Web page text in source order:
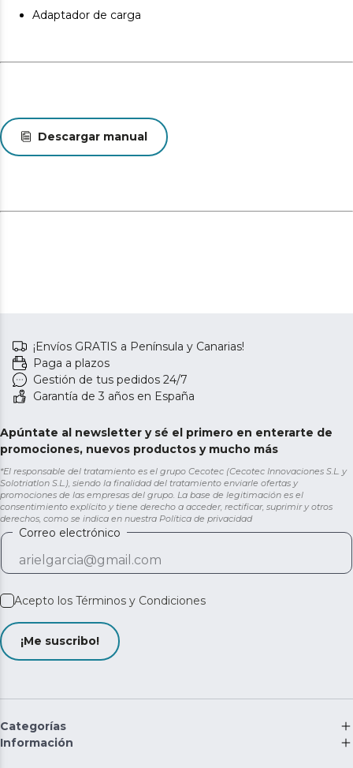
Adaptador de carga
Descargar manual
¡Envíos GRATIS a Península y Canarias!
Paga a plazos
Gestión de tus pedidos 24/7
Garantía de 3 años en España
Apúntate al newsletter y sé el primero en enterarte de
promociones, nuevos productos y mucho más
*El responsable del tratamiento es el grupo Cecotec (Cecotec Innovaciones S.L. y
Solotriatlon S.L.), siendo la finalidad del tratamiento enviarle ofertas y
promociones de las empresas del grupo. La base de legitimación es el
consentimiento explícito y tiene derecho a acceder, rectificar, suprimir y otros
derechos, como se indica en nuestra Política de privacidad
Correo electrónico
Acepto los Términos y Condiciones
¡Me suscribo!
Categorías
Información